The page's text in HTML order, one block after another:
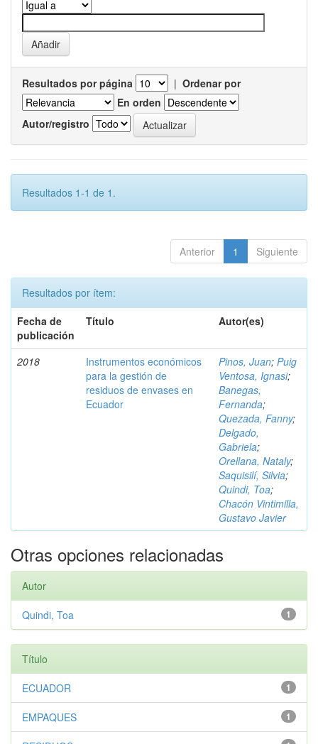
Resultados por página | Ordenar por
En orden
Autor/registro
Resultados 1-1 de 1.
Anterior 1 Siguiente
Resultados por ítem:
Fecha de
publicación
Título Autor(es)
2018
Instrumentos económicos
para la gestión de
residuos de envases en
Ecuador
Pinos, Juan; Puig
Ventosa, Ignasi;
Banegas,
Fernanda;
Quezada, Fanny;
Delgado,
Gabriela;
Orellana, Nataly;
Saquisilí, Silvia;
Quindi, Toa;
Chacón Vintimilla,
Gustavo Javier
Otras opciones relacionadas
Autor
1
Quindi, Toa
Título
1
ECUADOR
1
EMPAQUES